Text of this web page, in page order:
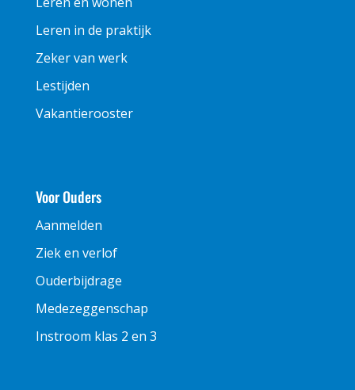
Leren in de praktijk
Zeker van werk
Lestijden
Vakantierooster
Voor Ouders
Aanmelden
Ziek en verlof
Ouderbijdrage
Medezeggenschap
Instroom klas 2 en 3